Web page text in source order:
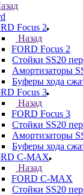
Focus 2
Назад
FORD Focus 2
Стойки SS20
Амортизаторы
Буферы хода
Focus 3
Назад
FORD Focus 3
Стойки SS20
Амортизаторы
Буферы хода
С-MAX
Назад
FORD С-MAX
Стойки SS20